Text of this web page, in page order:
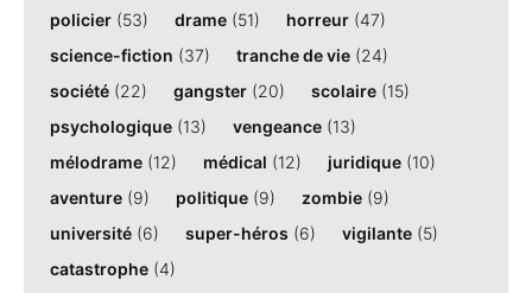
policier (53) drame (51) horreur (47)
science-fiction (37) tranche de vie (24)
société (22) gangster (20) scolaire (15)
psychologique (13) vengeance (13)
mélodrame (12) médical (12) juridique (10)
aventure (9) politique (9) zombie (9)
université (6) super-héros (6) vigilante (5)
catastrophe (4)